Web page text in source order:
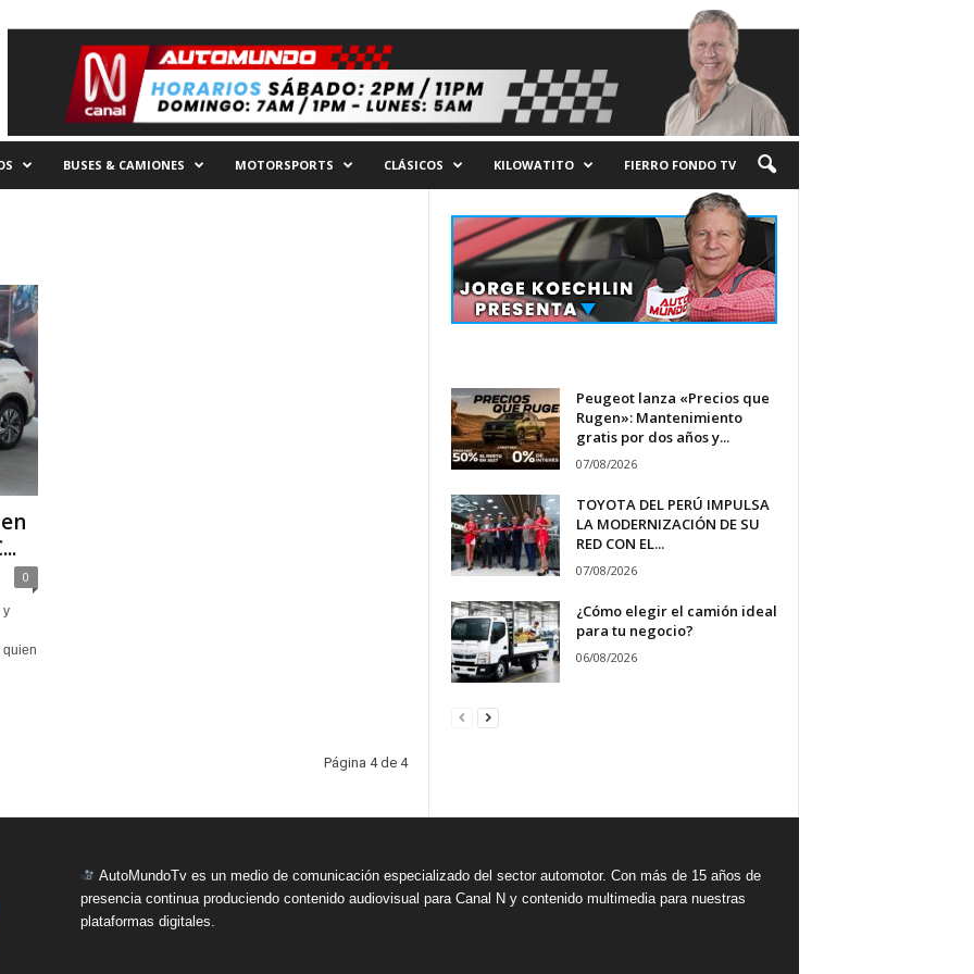
BUSES & CAMIONES MOTORSPORTS CLÁSICOS KILOWATITO FIERRO FONDO TV
0
y
quien
Página 4 de 4
Peugeot lanza «Precios que
Rugen»: Mantenimiento
gratis por dos años y...
07/08/2026
TOYOTA DEL PERÚ IMPULSA
LA MODERNIZACIÓN DE SU
RED CON EL...
07/08/2026
¿Cómo elegir el camión ideal
para tu negocio?
06/08/2026
AutoMundoTv es un medio de comunicación especializado del sector automotor. Con más de 15 años de
presencia continua produciendo contenido audiovisual para Canal N y contenido multimedia para nuestras
plataformas digitales.